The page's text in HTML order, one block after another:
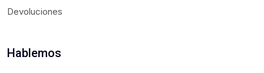
Devoluciones
Hablemos